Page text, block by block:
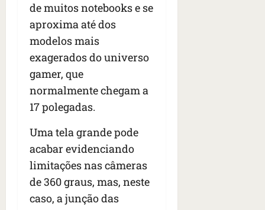
de muitos notebooks e se
aproxima até dos
modelos mais
exagerados do universo
gamer, que
normalmente chegam a
17 polegadas.
Uma tela grande pode
acabar evidenciando
limitações nas câmeras
de 360 graus, mas, neste
caso, a junção das